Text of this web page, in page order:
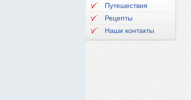
Путешествия
Рецепты
Наши контакты